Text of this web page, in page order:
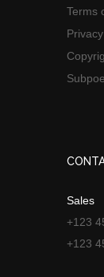
Terms
Sales
+123
+123